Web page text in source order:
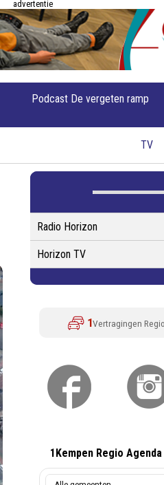
advertentie
Podcast De vergeten ramp
TV
Radio Horizon
Horizon TV
1Kempen Regio Agenda